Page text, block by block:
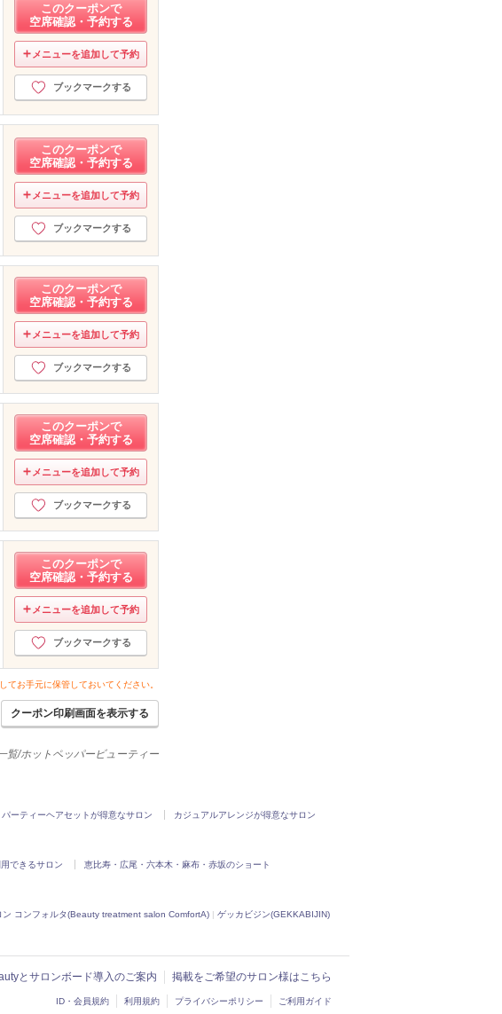
このクーポンで
空席確認・予約する
メニューを追加して予約
ブックマークする
このクーポンで
空席確認・予約する
メニューを追加して予約
ブックマークする
このクーポンで
空席確認・予約する
メニューを追加して予約
ブックマークする
このクーポンで
空席確認・予約する
メニューを追加して予約
ブックマークする
このクーポンで
空席確認・予約する
メニューを追加して予約
ブックマークする
お手元に保管しておいてください。
クーポン印刷画面を表示する
覧/ホットペッパービューティー
パーティーヘアセットが得意なサロン
カジュアルアレンジが得意なサロン
できるサロン 恵比寿・広尾・六本木・麻布・赤坂のショート
ン コンフォルタ(Beauty treatment salon ComfortA) | ゲッカビジン(GEKKABIJIN)
とサロンボード導入のご案内 掲載をご希望のサロン様はこちら
ID・会員規約 利用規約 プライバシーポリシー ご利用ガイド